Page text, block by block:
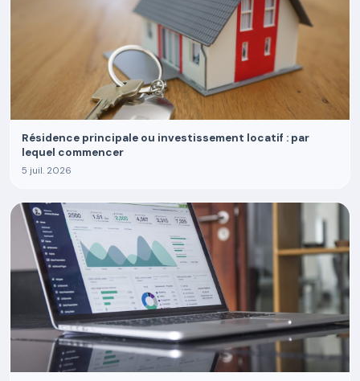
Résidence principale ou investissement locatif : par
lequel commencer
5 juil. 2026